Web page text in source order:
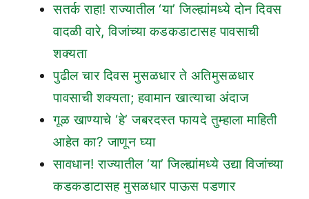
सतर्क राहा! राज्यातील ‘या’ जिल्ह्यांमध्ये दोन दिवस
वादळी वारे, विजांच्या कडकडाटासह पावसाची
शक्यता
पुढील चार दिवस मुसळधार ते अतिमुसळधार
पावसाची शक्यता; हवामान खात्याचा अंदाज
गूळ खाण्याचे ‘हे’ जबरदस्त फायदे तुम्हाला माहिती
आहेत का? जाणून घ्या
सावधान! राज्यातील ‘या’ जिल्ह्यांमध्ये उद्या विजांच्या
कडकडाटासह मुसळधार पाऊस पडणार